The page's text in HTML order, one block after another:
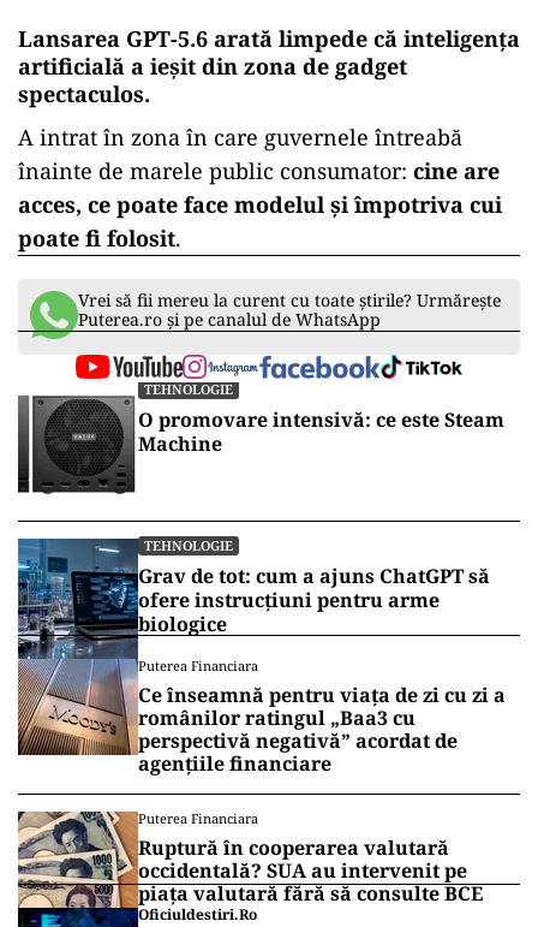
Lansarea GPT-5.6 arată limpede că inteligența
artificială a ieșit din zona de gadget
spectaculos.
A intrat în zona în care guvernele întreabă
înainte de marele public consumator: cine are
acces, ce poate face modelul și împotriva cui
poate fi folosit.
Vrei să fii mereu la curent cu toate știrile? Urmărește
Puterea.ro și pe canalul de WhatsApp
TEHNOLOGIE
O promovare intensivă: ce este Steam
Machine
TEHNOLOGIE
Grav de tot: cum a ajuns ChatGPT să
ofere instrucțiuni pentru arme
biologice
Puterea Financiara
Ce înseamnă pentru viața de zi cu zi a
românilor ratingul „Baa3 cu
perspectivă negativă” acordat de
agențiile financiare
Puterea Financiara
Ruptură în cooperarea valutară
occidentală? SUA au intervenit pe
piața valutară fără să consulte BCE
Oficiuldestiri.ro